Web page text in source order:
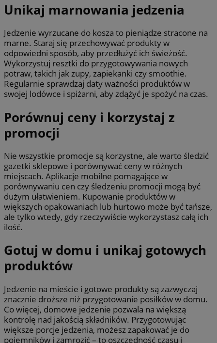
Unikaj marnowania jedzenia
Jedzenie wyrzucane do kosza to pieniądze stracone na
marne. Staraj się przechowywać produkty w
odpowiedni sposób, aby przedłużyć ich świeżość.
Wykorzystuj resztki do przygotowywania nowych
potraw, takich jak zupy, zapiekanki czy smoothie.
Regularnie sprawdzaj daty ważności produktów w
swojej lodówce i spiżarni, aby zdążyć je spożyć na czas.
Porównuj ceny i korzystaj z
promocji
Nie wszystkie promocje są korzystne, ale warto śledzić
gazetki sklepowe i porównywać ceny w różnych
miejscach. Aplikacje mobilne pomagające w
porównywaniu cen czy śledzeniu promocji mogą być
dużym ułatwieniem. Kupowanie produktów w
większych opakowaniach lub hurtowo może być tańsze,
ale tylko wtedy, gdy rzeczywiście wykorzystasz całą ich
ilość.
Gotuj w domu i unikaj gotowych
produktów
Jedzenie na mieście i gotowe produkty są zazwyczaj
znacznie droższe niż przygotowanie posiłków w domu.
Co więcej, domowe jedzenie pozwala na większą
kontrolę nad jakością składników. Przygotowując
większe porcje jedzenia, możesz zapakować je do
pojemników i zamrozić – to oszczędność czasu i